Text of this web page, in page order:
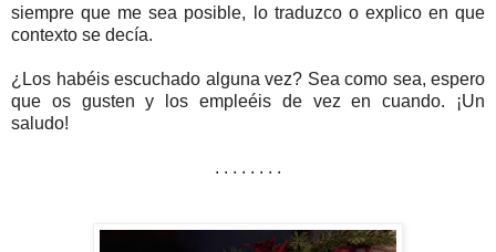
siempre que me sea posible, lo traduzco o explico en que
contexto se decía.
¿Los habéis escuchado alguna vez? Sea como sea, espero
que os gusten y los empleéis de vez en cuando. ¡Un
saludo!
. . . . . . . .